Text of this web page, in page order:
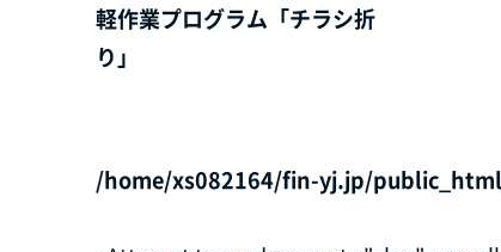
軽作業プログラム「チラシ折
り」
/home/xs082164/fin-yj.jp/